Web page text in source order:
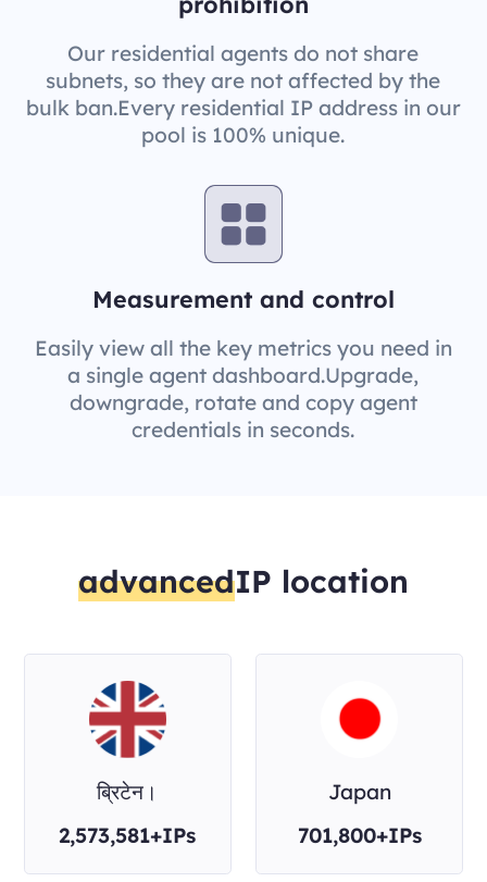
Our residential agents do not share
subnets, so they are not affected by the
bulk ban.Every residential IP address in our
pool is 100% unique.
Measurement and control
Easily view all the key metrics you need in
a single agent dashboard.Upgrade,
downgrade, rotate and copy agent
credentials in seconds.
advancedIP location
ब्रिटेन।
2,573,581+IPs
Japan
701,800+IPs